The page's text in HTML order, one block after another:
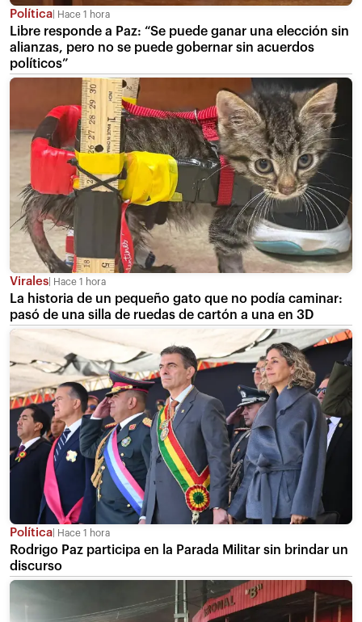
Política Hace 1 hora
Libre responde a Paz: “Se puede ganar una elección sin
alianzas, pero no se puede gobernar sin acuerdos
políticos”
Virales Hace 1 hora
La historia de un pequeño gato que no podía caminar:
pasó de una silla de ruedas de cartón a una en 3D
Política Hace 1 hora
Rodrigo Paz participa en la Parada Militar sin brindar un
discurso